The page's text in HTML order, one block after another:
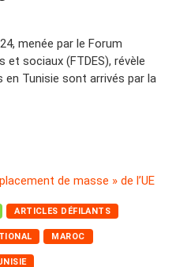
menée par le Forum
sociaux (FTDES), révèle
en Tunisie sont arrivés par la
ARTICLES DÉFILANTS
MAROC